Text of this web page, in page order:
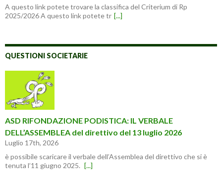
A questo link potete trovare la classifica del Criterium di Rp
2025/2026 A questo link potete tr [...]
QUESTIONI SOCIETARIE
ASD RIFONDAZIONE PODISTICA: IL VERBALE
DELL’ASSEMBLEA del direttivo del 13 luglio 2026
Luglio 17th, 2026
è possibile scaricare il verbale dell’Assemblea del direttivo che si è
tenuta l’11 giugno 2025. [...]